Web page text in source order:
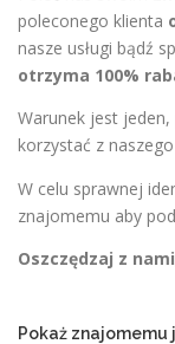
poleconego klienta
nasze usługi bądź
otrzyma 100%
Warunek jest
korzystać z
W celu sprawnej
znajomemu aby
Oszczędzaj z
Pokaż